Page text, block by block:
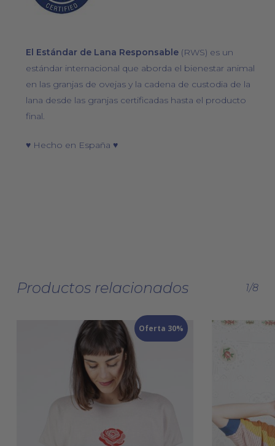
El Estándar de Lana Responsable(RWS) es un
estándar internacional que aborda el bienestar animal
en las granjas de ovejas y la cadena de custodia de la
lana desde las granjas certificadas hasta el producto
final.
♥ Hecho en España ♥
Productos relacionados 1/8
Oferta 30%